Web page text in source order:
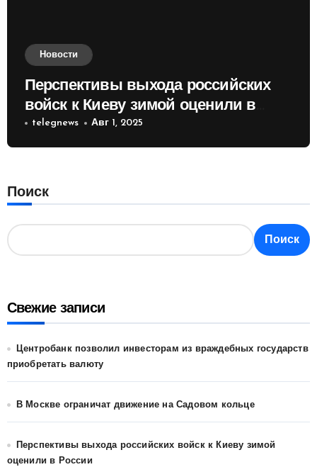
Новости
Перспективы выхода российских
войск к Киеву зимой оценили в
России
telegnews Авг 1, 2025
Поиск
Поиск
Свежие записи
Центробанк позволил инвесторам из враждебных государств
приобретать валюту
В Москве ограничат движение на Садовом кольце
Перспективы выхода российских войск к Киеву зимой
оценили в России